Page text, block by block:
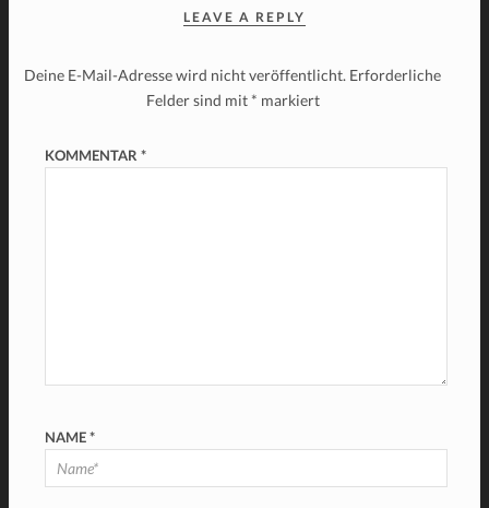
LEAVE A REPLY
Deine E-Mail-Adresse wird nicht veröffentlicht. Erforderliche
Felder sind mit * markiert
KOMMENTAR *
NAME*